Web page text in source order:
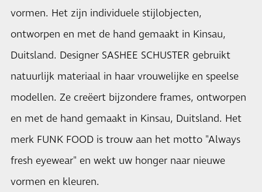
vormen. Het zijn individuele stijlobjecten,
ontworpen en met de hand gemaakt in Kinsau,
Duitsland. Designer SASHEE SCHUSTER gebruikt
natuurlijk materiaal in haar vrouwelijke en speelse
modellen. Ze creëert bijzondere frames, ontworpen
en met de hand gemaakt in Kinsau, Duitsland. Het
merk FUNK FOOD is trouw aan het motto "Always
fresh eyewear" en wekt uw honger naar nieuwe
vormen en kleuren.